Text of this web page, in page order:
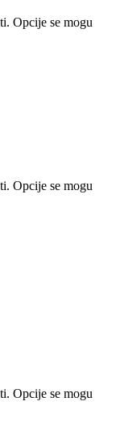
Opcije se mogu
Opcije se mogu
Opcije se mogu